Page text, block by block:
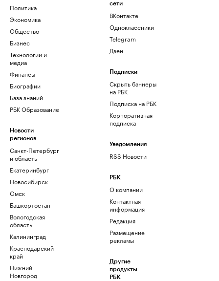
Политика
Экономика
Общество
Бизнес
Технологии и
медиа
Финансы
Биографии
База знаний
РБК Образование
Новости
регионов
Санкт-Петербург
и область
Екатеринбург
Новосибирск
Омск
Башкортостан
Вологодская
область
Калининград
Краснодарский
край
Нижний
Новгород
сети
ВКонтакте
Одноклассники
Telegram
Дзен
Подписки
Скрыть баннеры
на РБК
Подписка на РБК
Корпоративная
подписка
Уведомления
RSS Новости
РБК
О компании
Контактная
информация
Редакция
Размещение
рекламы
Другие
продукты
РБК